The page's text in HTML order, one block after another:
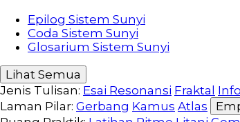
Epilog Sistem Sunyi
Coda Sistem Sunyi
Glosarium Sistem Sunyi
Lihat Semua
Jenis Tulisan: Esai Resonansi Fraktal
Laman Pilar: Gerbang Kamus Atlas